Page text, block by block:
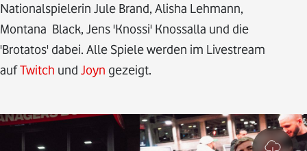
Nationalspielerin Jule Brand, Alisha Lehmann,
Montana Black, Jens 'Knossi' Knossalla und die
'Brotatos' dabei. Alle Spiele werden im Livestream
aufTwitch und Joyn gezeigt.